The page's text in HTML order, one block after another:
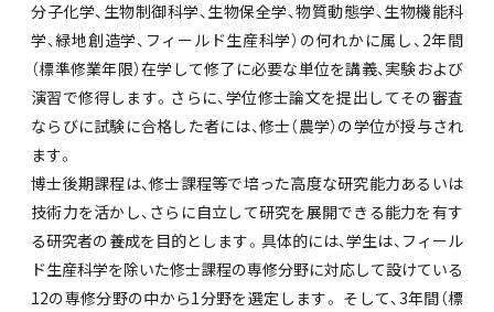
分子化学、生物制御科学、生物保全学、物質動態学、生物機能科
学、緑地創造学、フィールド生産科学）の何れかに属し、2年間
（標準修業年限）在学して修了に必要な単位を講義、実験および
演習で修得します。さらに、学位修士論文を提出してその審査
ならびに試験に合格した者には、修士（農学）の学位が授与され
ます。
博士後期課程は、修士課程等で培った高度な研究能力あるいは
技術力を活かし、さらに自立して研究を展開できる能力を有す
る研究者の養成を目的とします。具体的には、学生は、フィール
ド生産科学を除いた修士課程の専修分野に対応して設けている
12の専修分野の中から1分野を選定します。 そして、3年間（標